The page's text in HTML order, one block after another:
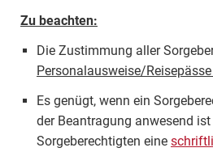
Zu beachten:
Die Zustimmung aller
Personalausweise/
Es genügt, wenn ein
der Beantragung anwesend
Sorgeberechtigten eine